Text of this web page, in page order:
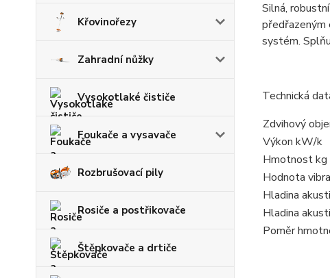
Křovinořezy
Zahradní nůžky
Vysokotlaké čističe
Foukače a vysavače
Rozbrušovací pily
Rosiče a postřikovače
Štěpkovače a drtiče
Silná,
předřazeným
systém.
Technická
Zdvihový
Výkon kW/k
Hmotnost kg
Hodnota
Hladina
Hladina
Poměr